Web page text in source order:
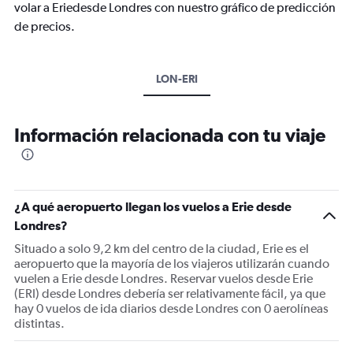
volar a Eriedesde Londres con nuestro gráfico de predicción
de precios.
LON-ERI
Información relacionada con tu viaje
¿A qué aeropuerto llegan los vuelos a Erie desde
Londres?
Situado a solo 9,2 km del centro de la ciudad, Erie es el
aeropuerto que la mayoría de los viajeros utilizarán cuando
vuelen a Erie desde Londres. Reservar vuelos desde Erie
(ERI) desde Londres debería ser relativamente fácil, ya que
hay 0 vuelos de ida diarios desde Londres con 0 aerolíneas
distintas.